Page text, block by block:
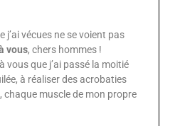
j’ai vécues ne se voient pas
vous, chers hommes !
vous que j’ai passé la moitié
à réaliser des acrobaties
muscle de mon propre